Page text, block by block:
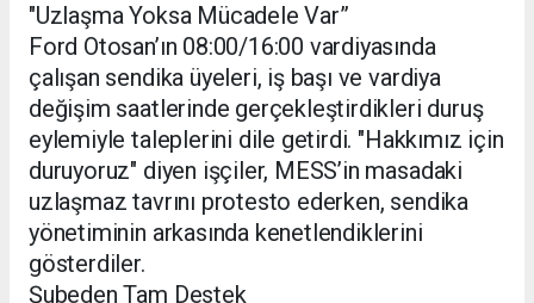
"Uzlaşma Yoksa Mücadele Var”
Ford Otosan’ın 08:00/16:00 vardiyasında
çalışan sendika üyeleri, iş başı ve vardiya
değişim saatlerinde gerçekleştirdikleri duruş
eylemiyle taleplerini dile getirdi. "Hakkımız için
duruyoruz" diyen işçiler, MESS’in masadaki
uzlaşmaz tavrını protesto ederken, sendika
yönetiminin arkasında kenetlendiklerini
gösterdiler.
Şubeden Tam Destek